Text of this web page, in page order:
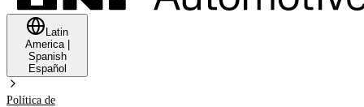
Latin
America|
Spanish
Español
Política de